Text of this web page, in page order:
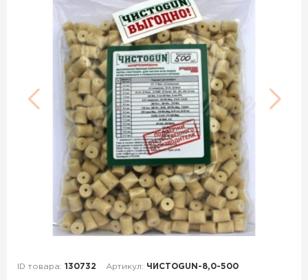
ID товара: 130732 Артикул: ЧИСТОGUN-8,0-500